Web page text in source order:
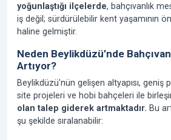
yoğunlaştığı ilçelerde, bahçıvanlık
iş değil; sürdürülebilir kent yaşamının
haline gelmiştir.
Neden Beylikdüzü’nde
Artıyor?
Beylikdüzü'nün gelişen altyapısı, geniş
site projeleri ve hobi bahçeleri ile
olan talep giderek artmaktadır. Bu
şu şekilde sıralanabilir: